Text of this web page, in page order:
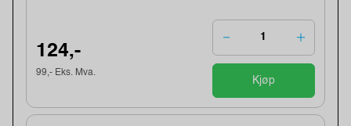
124,-
99,- Eks. Mva.
Kjøp